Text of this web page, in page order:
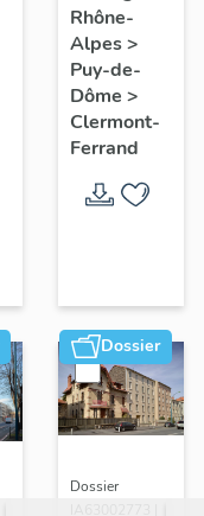
Rhône-
Alpes>
Puy-de-
Dôme >
Clermont-
Ferrand
Dossier
Dossier